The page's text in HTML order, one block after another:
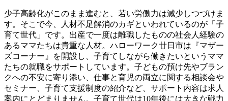
少子高齢化がこのまま進むと、若い労働力は減少しつづけま
す。そこで今、人材不足解消のカギといわれているのが「子
育て世代」です。出産で一度は離職したものの社会人経験の
あるママたちは貴重な人材。ハローワーク廿日市は『マザー
ズコーナー』を開設し、子育てしながら働きたいというママ
たちの就職をサポートしています。子どもの預け先やブラン
クへの不安に寄り添い、仕事と育児の両立に関する相談会や
セミナー、子育て支援制度の紹介など、サポート内容は求人
案内にとどまりません。子育て世代は10年後には大きな戦力